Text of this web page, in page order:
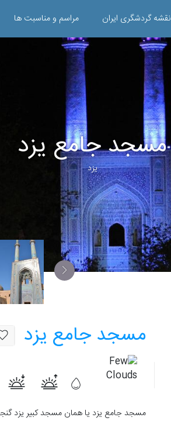
نقشه گردشگری ایران مراسم و مناسبت ها
مسجد جامع یزد
یزد
مسجد جامع یزد
مسجد جامع یزد یا همان مسجد کبير یزد